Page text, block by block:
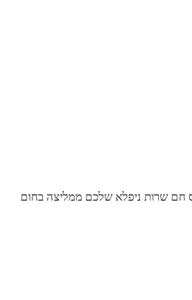
חם שרות ניפלא שלכם ממליצה בחום